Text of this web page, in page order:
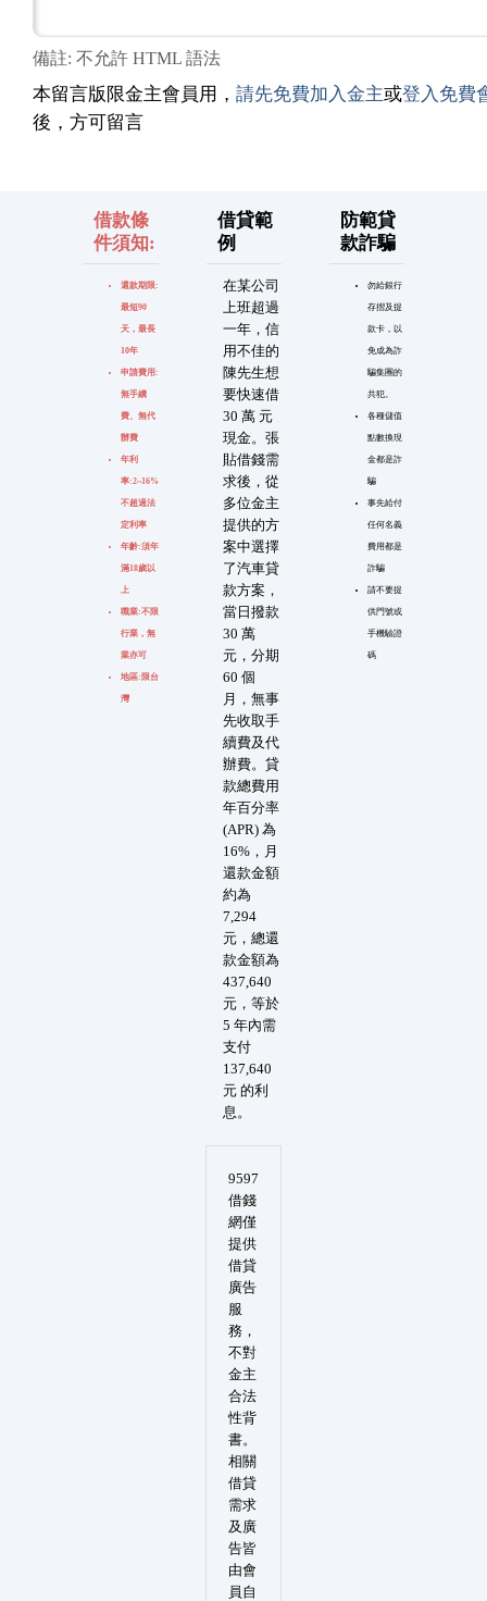
備註: 不允許 HTML 語法
本留言版限金主會員用， 請先免費加入金主或登入免費
後，方可留言
借款條
件須知:
還款期限:
最短90
天，最長
10年
申請費用:
無手續
費、無代
辦費
年利
率:2~16%
不超過法
定利率
年齡:須年
滿18歲以
上
職業:不限
行業，無
業亦可
地區:限台
灣
借貸範
例
在某公司
上班超過
一年，信
用不佳的
陳先生想
要快速借
30 萬 元
現金。張
貼借錢需
求後，從
多位金主
提供的方
案中選擇
了汽車貸
款方案，
當日撥款
30 萬
元，分期
60 個
月，無事
先收取手
續費及代
辦費。貸
款總費用
年百分率
(APR) 為
16%，月
還款金額
約為
7,294
元，總還
款金額為
437,640
元，等於
5 年內需
支付
137,640
元 的利
息。
防範貸
款詐騙
勿給銀行
存摺及提
款卡，以
免成為詐
騙集團的
共犯。
各種儲值
點數換現
金都是詐
騙
事先給付
任何名義
費用都是
詐騙
請不要提
供門號或
手機驗證
碼
9597
借錢
網僅
提供
借貸
廣告
服
務，
不對
金主
合法
性背
書。
相關
借貸
需求
及廣
告皆
由會
員自